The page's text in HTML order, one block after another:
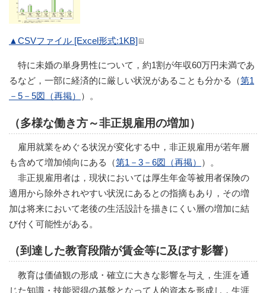
▲CSVファイル [Excel形式:1KB]
特に未婚の単身男性について，約1割が年収60万円未満であ
るなど，一部に経済的に厳しい状況があることも分かる（第1
－5－5図（再掲）
）。
（多様な働き方～非正規雇用の増加）
雇用就業をめぐる状況が変化する中，非正規雇用が若年層
も含めて増加傾向にある（第1－3－6図（再掲）
）。
非正規雇用者は，現状においては厚生年金等被用者保険の
適用から除外されやすい状況にあるとの指摘もあり，その増
加は将来において老後の生活設計を描きにくい層の増加に結
び付く可能性がある。
（到達した教育段階が賃金等に及ぼす影響）
教育は価値観の形成・確立に大きな影響を与え，生涯を通
じた知識・技能習得の基盤となって人的資本を形成し，生涯